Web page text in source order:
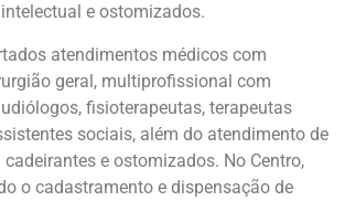
e ostomizados.
atendimentos médicos com
geral, multiprofissional com
fisioterapeutas, terapeutas
sociais, além do atendimento de
e ostomizados. No Centro,
o cadastramento e dispensação de